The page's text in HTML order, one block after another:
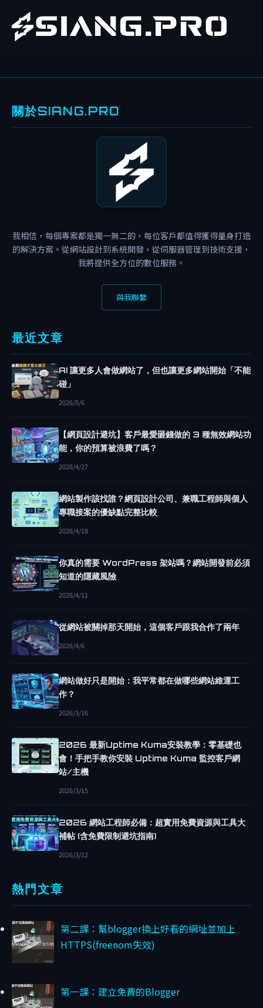
案
網
站
接
網
站
開
網
站
維
A
I
A
工
具
A
生
成
程
碼
A
站
開
A
T
T
D
E
B
G
I
關於SIANG.PRO
我相信，每個專案都是獨一無二的，每位客戶都值得獲得量身打造
的解決方案。從網站設計到系統開發，從伺服器管理到技術支援，
我將提供全方位的數位服務。
與我聯繫
最近文章
AI 讓更多人會做網站了，但也讓更多網站開始「不能
碰」
2026/5/6
【網頁設計避坑】客戶最愛砸錢做的 3 種無效網站功
能，你的預算被浪費了嗎？
2026/4/27
網站製作該找誰？網頁設計公司、兼職工程師與個人
專職接案的優缺點完整比較
2026/4/18
你真的需要 WordPress 架站嗎？網站開發前必須
知道的隱藏風險
2026/4/11
從網站被關掉那天開始，這個客戶跟我合作了兩年
2026/4/6
網站做好只是開始：我平常都在做哪些網站維運工
作？
2026/3/16
2026 最新Uptime Kuma安裝教學：零基礎也
會！手把手教你安裝 Uptime Kuma 監控客戶網
站/主機
2026/3/15
2026 網站工程師必備：超實用免費資源與工具大
補帖 (含免費限制避坑指南)
2026/3/12
熱門文章
第二課：幫blogger換上好看的網址並加上
HTTPS(freenom失效)
第一課：建立免費的Blogger